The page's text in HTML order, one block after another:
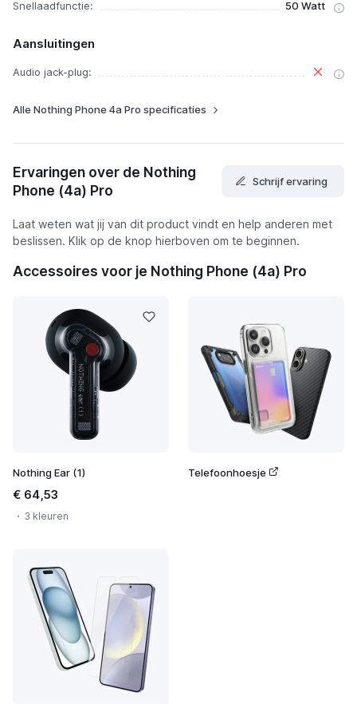
Snellaadfunctie: 50 Watt
Aansluitingen
Audio jack-plug:
Alle Nothing Phone 4a Pro specificaties
Ervaringen over de Nothing
Phone (4a) Pro
Schrijf ervaring
Laat weten wat jij van dit product vindt en help anderen met
beslissen. Klik op de knop hierboven om te beginnen.
Accessoires voor je Nothing Phone (4a) Pro
Nothing Ear (1)
€ 64,53
3 kleuren
Telefoonhoesje